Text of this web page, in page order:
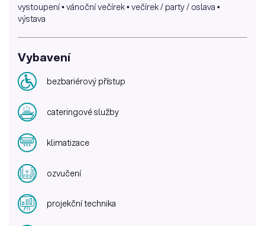
vystoupení • vánoční večírek • večírek / party / oslava •
výstava
Vybavení
bezbariérový přístup
cateringové služby
klimatizace
ozvučení
projekční technika